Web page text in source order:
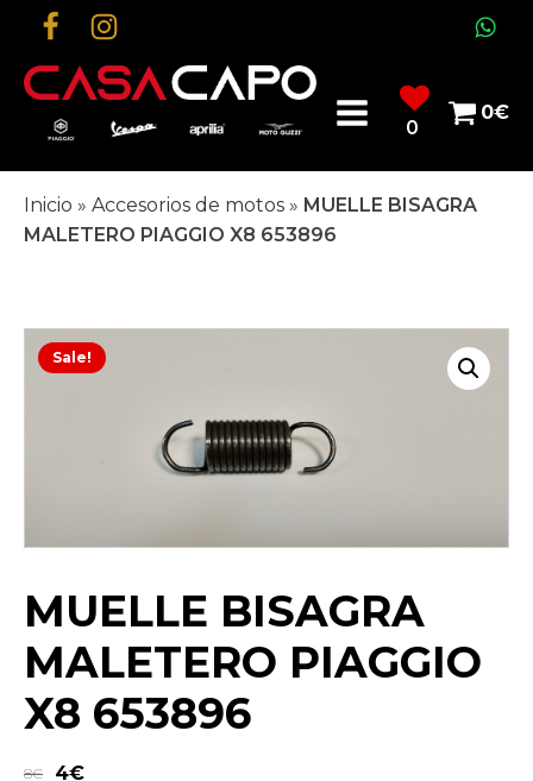
0
0€
Inicio » Accesorios de motos » MUELLE BISAGRA
MALETERO PIAGGIO X8 653896
Sale!
MUELLE BISAGRA
MALETERO PIAGGIO
X8 653896
8€ 4€